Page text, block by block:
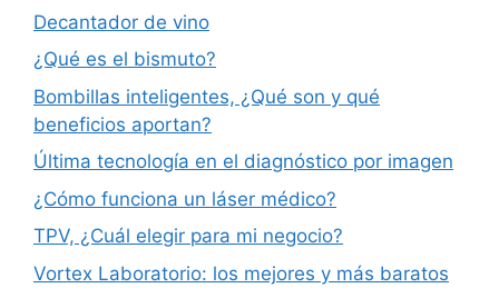
Decantador de vino
¿Qué es el bismuto?
Bombillas inteligentes, ¿Qué son y qué
beneficios aportan?
Última tecnología en el diagnóstico por imagen
¿Cómo funciona un láser médico?
TPV, ¿Cuál elegir para mi negocio?
Vortex Laboratorio: los mejores y más baratos